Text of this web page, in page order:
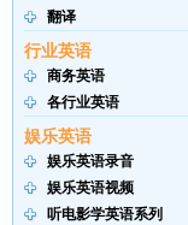
翻译
行业英语
商务英语
各行业英语
娱乐英语
娱乐英语录音
娱乐英语视频
听电影学英语系列